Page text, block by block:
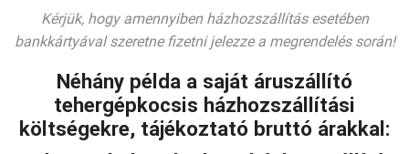
Kérjük, hogy amennyiben házhozszállítás esetében
bankkártyával szeretne fizetni jelezze a megrendelés során!
Néhány példa a saját áruszállító
tehergépkocsis házhozszállítási
költségekre, tájékoztató bruttó árakkal: